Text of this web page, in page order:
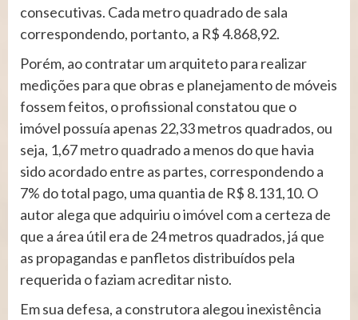
consecutivas. Cada metro quadrado de sala
correspondendo, portanto, a R$ 4.868,92.
Porém, ao contratar um arquiteto para realizar
medições para que obras e planejamento de móveis
fossem feitos, o profissional constatou que o
imóvel possuía apenas 22,33 metros quadrados, ou
seja, 1,67 metro quadrado a menos do que havia
sido acordado entre as partes, correspondendo a
7% do total pago, uma quantia de R$ 8.131,10. O
autor alega que adquiriu o imóvel com a certeza de
que a área útil era de 24 metros quadrados, já que
as propagandas e panfletos distribuídos pela
requerida o faziam acreditar nisto.
Em sua defesa, a construtora alegou inexistência